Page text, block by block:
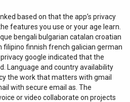
based on that the app’s privacy
features you use or your age learn.
bengali bulgarian catalan croatian
filipino finnish french galician german
google indicated that the
Language and country availability
the work that matters with gmail
with secure email as. The
or video collaborate on projects